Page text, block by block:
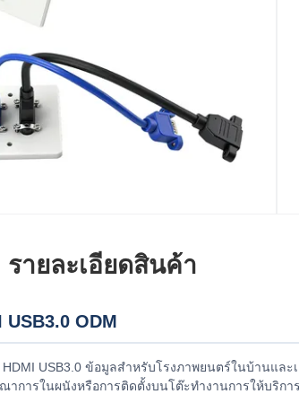
รายละเอียดสินค้า
ODM
HDMI USB3.0 ข้อมูลสําหรับโรงภาพยนตร์ในบ้านแล
การในผนังหรือการติดตั้งบนโต๊ะทํางานการให้บริกา